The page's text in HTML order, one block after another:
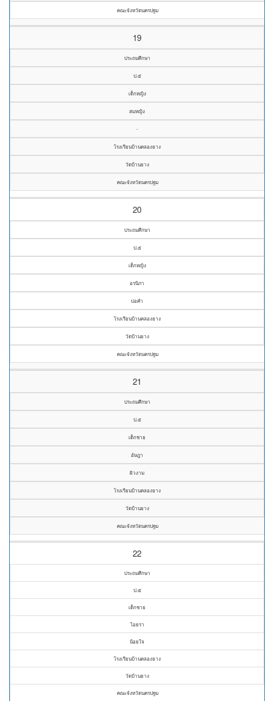
คณะจังหวัดนครปฐม
19
ประถมศึกษา
ป.๕
เด็กหญิง
สมหญิง
-
โรงเรียนบ้านคลองยาง
วัดบ้านยาง
คณะจังหวัดนครปฐม
20
ประถมศึกษา
ป.๕
เด็กหญิง
อรนิภา
บ่อคำ
โรงเรียนบ้านคลองยาง
วัดบ้านยาง
คณะจังหวัดนครปฐม
21
ประถมศึกษา
ป.๕
เด็กชาย
อัษฎา
ผิวงาม
โรงเรียนบ้านคลองยาง
วัดบ้านยาง
คณะจังหวัดนครปฐม
22
ประถมศึกษา
ป.๕
เด็กชาย
ไอยรา
น้อยใจ
โรงเรียนบ้านคลองยาง
วัดบ้านยาง
คณะจังหวัดนครปฐม